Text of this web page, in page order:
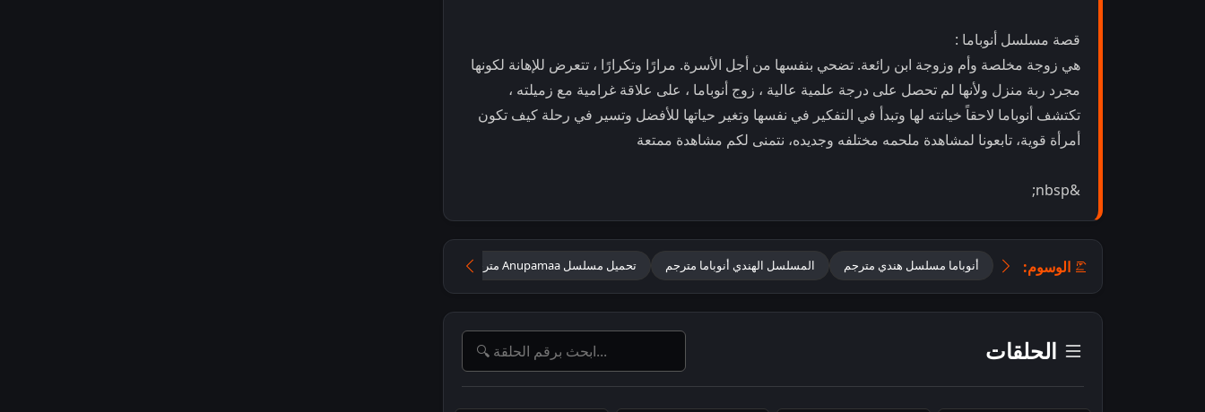
قصة مسلسل أنوباما :
هي زوجة مخلصة وأم وزوجة ابن رائعة. تضحي بنفسها من أجل الأسرة. مرارًا وتكرارًا ، تتعرض للإهانة لكونها
مجرد ربة منزل ولأنها لم تحصل على درجة علمية عالية ، زوج أنوباما ، على علاقة غرامية مع زميلته ،
تكتشف أنوباما لاحقاً خيانته لها وتبدأ في التفكير في نفسها وتغير حياتها للأفضل وتسير في رحلة كيف تكون
أمرأة قوية، تابعونا لمشاهدة ملحمه مختلفه وجديده، نتمنى لكم مشاهدة ممتعة
&nbsp;
الوسوم: أنوباما مسلسل هندي مترجم المسلسل الهندي أنوباما مترجم تحميل مسلسل Anupamaa مترجم
الحلقات